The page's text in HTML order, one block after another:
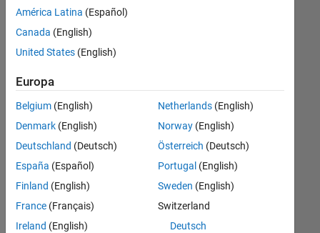
Release Engineering
Software Process Engineering
Technical Writing
es
keine
offenen
Stellen,
Ihren
Suchkriterien
entsprechen.
können
die
Suchkriterien
weiter
fassen
oder
América Latina (Español)
Canada (English)
United States (English)
Europa
Belgium (English)
Denmark (English)
Deutschland (Deutsch)
España (Español)
Finland (English)
France (Français)
Ireland (English)
Netherlands(English)
Norway(English)
Österreich (Deutsch)
Portugal (English)
Sweden (English)
Switzerland
Deutsch